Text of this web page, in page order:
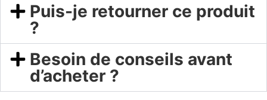
Puis-je retourner ce produit
?
Besoin de conseils avant
d’acheter ?